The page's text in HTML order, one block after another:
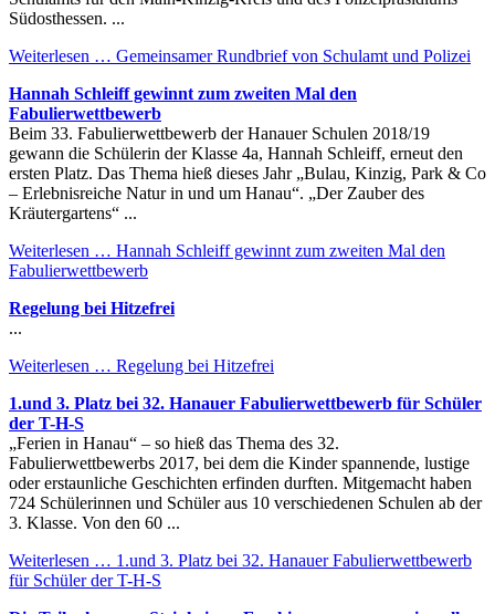
Südosthessen. ...
Weiterlesen … Gemeinsamer Rundbrief von Schulamt und Polizei
Hannah Schleiff gewinnt zum zweiten Mal den
Fabulierwettbewerb
Beim 33. Fabulierwettbewerb der Hanauer Schulen 2018/19
gewann die Schülerin der Klasse 4a, Hannah Schleiff, erneut den
ersten Platz. Das Thema hieß dieses Jahr „Bulau, Kinzig, Park & Co
– Erlebnisreiche Natur in und um Hanau“. „Der Zauber des
Kräutergartens“ ...
Weiterlesen … Hannah Schleiff gewinnt zum zweiten Mal den
Fabulierwettbewerb
Regelung bei Hitzefrei
...
Weiterlesen … Regelung bei Hitzefrei
1.und 3. Platz bei 32. Hanauer Fabulierwettbewerb für Schüler
der T-H-S
„Ferien in Hanau“ – so hieß das Thema des 32.
Fabulierwettbewerbs 2017, bei dem die Kinder spannende, lustige
oder erstaunliche Geschichten erfinden durften. Mitgemacht haben
724 Schülerinnen und Schüler aus 10 verschiedenen Schulen ab der
3. Klasse. Von den 60 ...
Weiterlesen … 1.und 3. Platz bei 32. Hanauer Fabulierwettbewerb
für Schüler der T-H-S